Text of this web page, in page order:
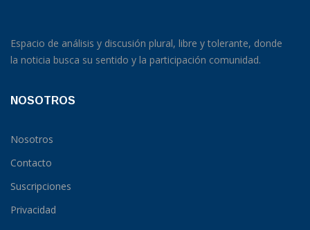
Espacio de análisis y discusión plural, libre y tolerante, donde
la noticia busca su sentido y la participación comunidad.
NOSOTROS
Nosotros
Contacto
Suscripciones
Privacidad